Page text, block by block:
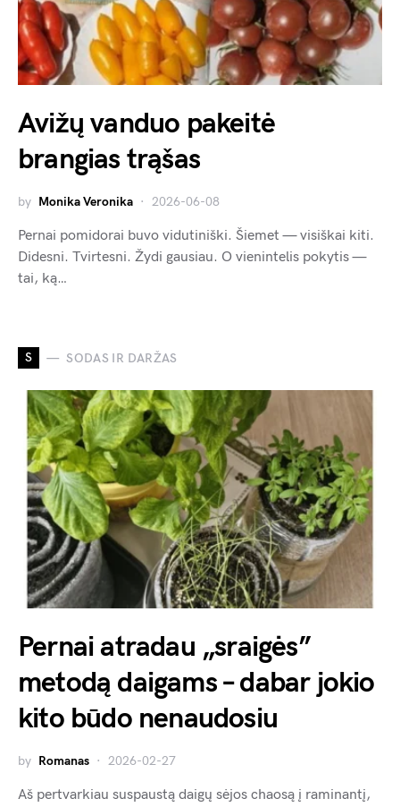
Avižų vanduo pakeitė
brangias trąšas
by Monika Veronika 2026-06-08
Pernai pomidorai buvo vidutiniški. Šiemet — visiškai kiti.
Didesni. Tvirtesni. Žydi gausiau. O vienintelis pokytis —
tai, ką…
S SODAS IR DARŽAS
Pernai atradau „sraigės”
metodą daigams – dabar jokio
kito būdo nenaudosiu
by Romanas 2026-02-27
Aš pertvarkiau suspaustą daigų sėjos chaosą į raminantį,